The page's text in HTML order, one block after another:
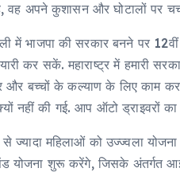
अपने कुशासन और घोटालों पर
में भाजपा की सरकार बनने पर
कर सकें. महाराष्ट्र में हमारी
और बच्चों के कल्याण के लिए काम
क्यों नहीं की गई. आप ऑटो
ज्यादा महिलाओं को उज्ज्वला
योजना शुरू करेंगे, जिसके अंतर्गत